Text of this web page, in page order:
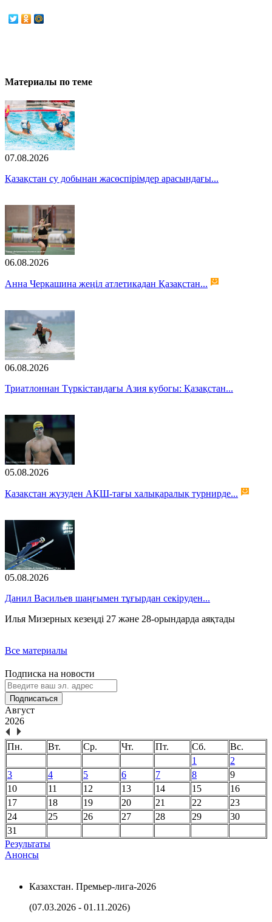
Материалы по теме
07.08.2026
Қазақстан су добынан жасөспірімдер арасындағы...
06.08.2026
Анна Черкашина жеңіл атлетикадан Қазақстан...
06.08.2026
Триатлоннан Түркістандағы Азия кубогы: Қазақстан...
05.08.2026
Қазақстан жүзуден АҚШ-тағы халықаралық турнирде...
05.08.2026
Данил Васильев шаңғымен тұғырдан секіруден...
Илья Мизерных кезеңді 27 және 28-орындарда аяқтады
Все материалы
Подписка на новости
Подписаться
Август
2026
Пн. Вт. Ср. Чт. Пт. Сб.
Вс.
1
2
3
4 5 6 7 8
9
10
11 12 13 14 15
16
17
18 19 20 21 22
23
24
25 26 27 28 29
30
31
Результаты
Анонсы
Казахстан. Премьер-лига-2026
(07.03.2026 - 01.11.2026)